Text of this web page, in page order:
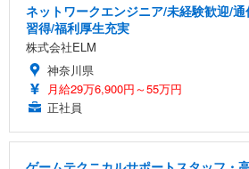
ネットワークエンジニア/未経験歓迎/
習得/福利厚生充実
株式会社ELM
神奈川県
月給29万6,900円～55万円
正社員